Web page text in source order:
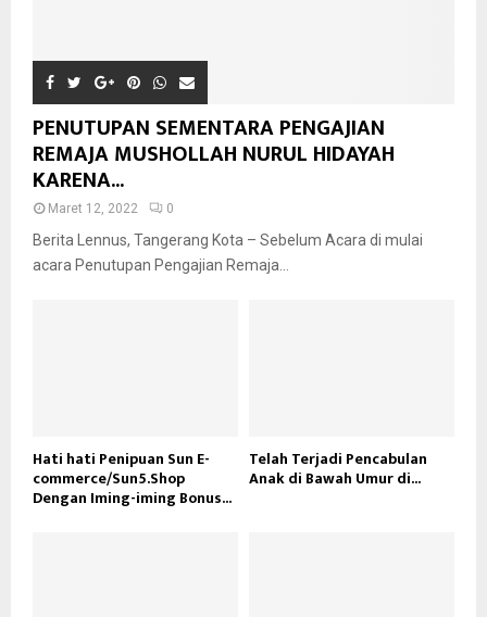
PENUTUPAN SEMENTARA PENGAJIAN
REMAJA MUSHOLLAH NURUL HIDAYAH
KARENA...
Maret 12, 2022 0
Berita Lennus, Tangerang Kota – Sebelum Acara di mulai
acara Penutupan Pengajian Remaja...
Hati hati Penipuan Sun E-
commerce/Sun5.Shop
Dengan Iming-iming Bonus...
Telah Terjadi Pencabulan
Anak di Bawah Umur di...